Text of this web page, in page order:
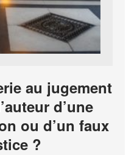
au jugement
d’une
ou d’un faux
?